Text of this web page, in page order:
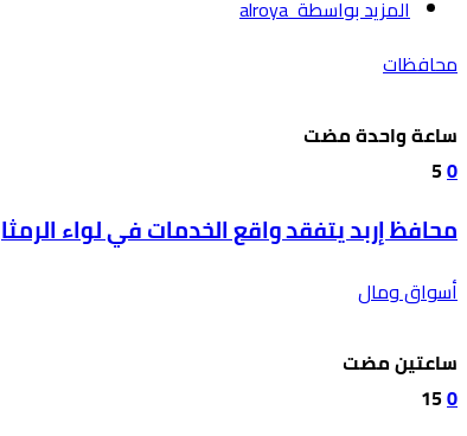
‫‫المزيد بواسطة‬ ‬ alroya
محافظات
‫‫‫‏‫ساعة واحدة مضت‬
0
5
محافظ إربد يتفقد واقع الخدمات في لواء الرمثا
أسواق ومال
‫‫‫‏‫ساعتين مضت‬
0
15